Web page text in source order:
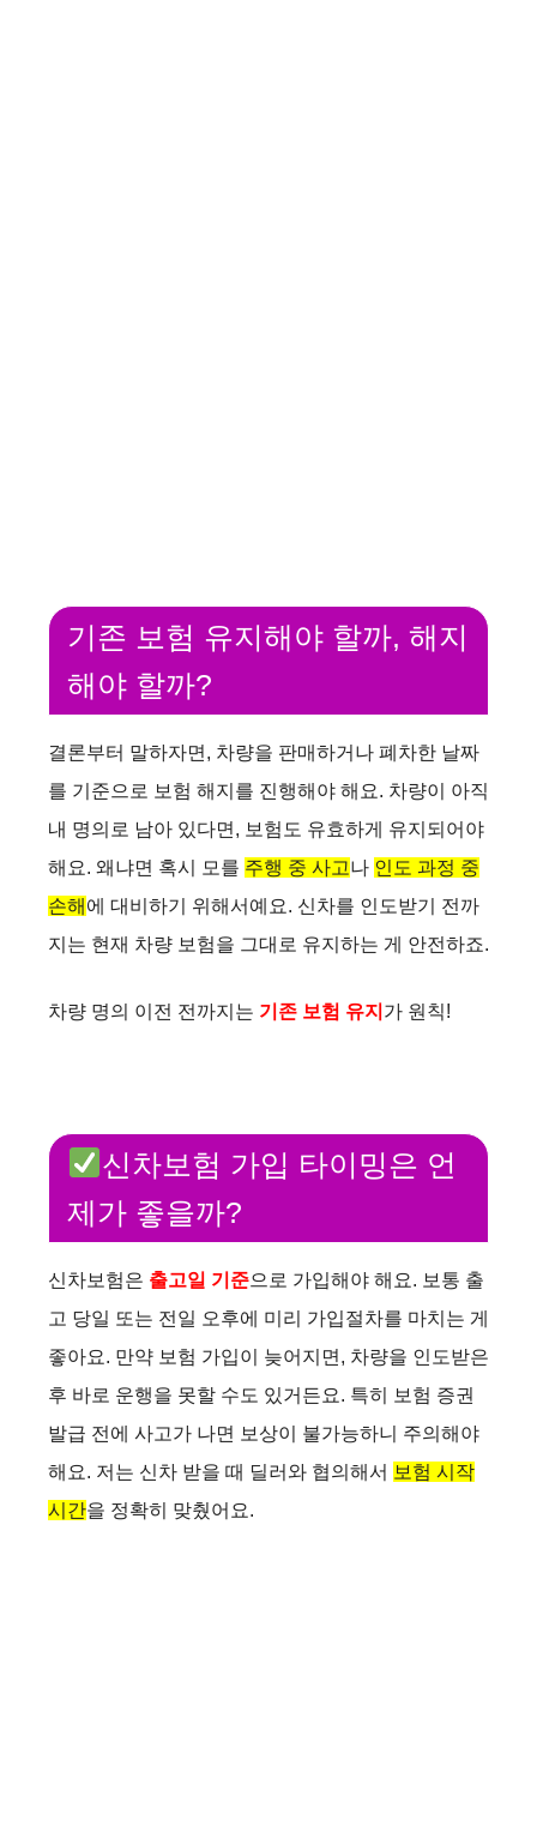
기존 보험 유지해야 할까, 해지
해야 할까?
결론부터 말하자면, 차량을 판매하거나 폐차한 날짜
를 기준으로 보험 해지를 진행해야 해요. 차량이 아직
내 명의로 남아 있다면, 보험도 유효하게 유지되어야
해요. 왜냐면 혹시 모를 주행 중 사고나 인도 과정 중
손해 에 대비하기 위해서예요. 신차를 인도받기 전까
지는 현재 차량 보험을 그대로 유지하는 게 안전하죠.
차량 명의 이전 전까지는 기존 보험 유지 가 원칙!
신차보험 가입 타이밍은 언
제가 좋을까?
신차보험은 출고일 기준으로 가입해야 해요. 보통 출
고 당일 또는 전일 오후에 미리 가입절차를 마치는 게
좋아요. 만약 보험 가입이 늦어지면, 차량을 인도받은
후 바로 운행을 못할 수도 있거든요. 특히 보험 증권
발급 전에 사고가 나면 보상이 불가능하니 주의해야
해요. 저는 신차 받을 때 딜러와 협의해서 보험 시작
시간을 정확히 맞췄어요.